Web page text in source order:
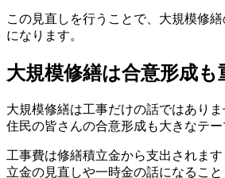
この見直しを行うことで、大規模修
になります。
大規模修繕は合意形成も
大規模修繕は工事だけの話ではありま
住民の皆さんの合意形成も大きなテー
工事費は修繕積立金から支出されま
立金の見直しや一時金の話になること